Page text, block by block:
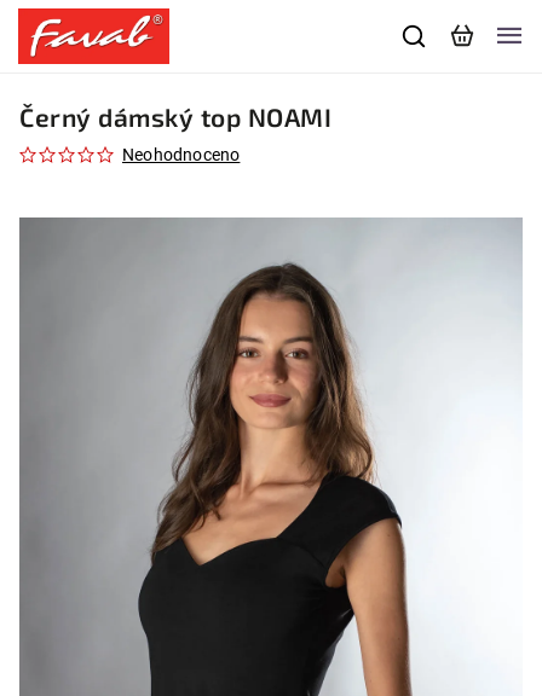
Černý dámský top NOAMI
Neohodnoceno